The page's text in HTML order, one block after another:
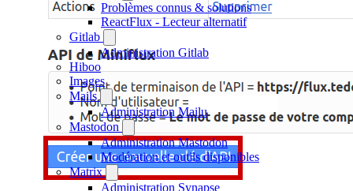
Problèmes connus & solutions
ReactFlux - Lecteur alternatif
Gitlab
Administration Gitlab
Hiboo
Images
Mails
Administration Mailu
Mastodon
Administration Mastodon
Modération et outils disponibles
Matrix
Administration Synapse